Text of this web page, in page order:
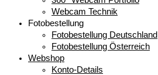
Webcam Technik
Fotobestellung
Fotobestellung Deutschland
Fotobestellung Österreich
Webshop
Konto-Details